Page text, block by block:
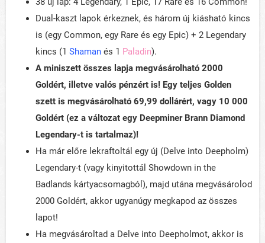
Dual-kaszt lapok érkeznek, és három új kiásható kincs
is (egy Common, egy Rare és egy Epic) + 2 Legendary
kincs (1 Shaman és 1 Paladin).
A miniszett összes lapja megvásárolható 2000
Goldért, illetve valós pénzért is! Egy teljes Golden
szett is megvásárolható 69,99 dollárért, vagy 10 000
Goldért (ez a változat egy Deepminer Brann Diamond
Legendary-t is tartalmaz)!
Ha már előre lekraftoltál egy új (Delve into Deepholm)
Legendary-t (vagy kinyitottál Showdown in the
Badlands kártyacsomagból), majd utána megvásárolod
2000 Goldért, akkor ugyanúgy megkapod az összes
lapot!
Ha megvásároltad a Delve into Deepholmot, akkor is